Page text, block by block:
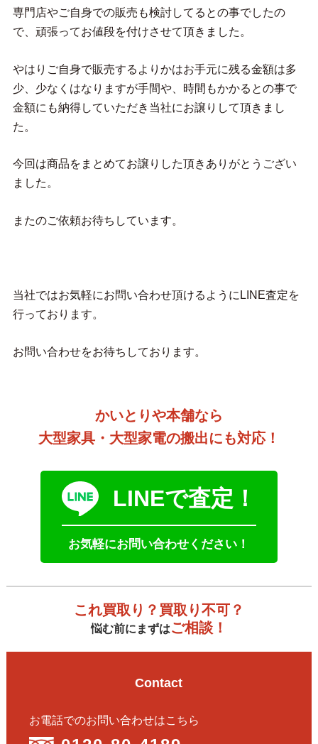
専門店やご自身での販売も検討してるとの事でしたの
で、頑張ってお値段を付けさせて頂きました。
やはりご自身で販売するよりかはお手元に残る金額は多
少、少なくはなりますが手間や、時間もかかるとの事で
金額にも納得していただき当社にお譲りして頂きまし
た。
今回は商品をまとめてお譲りした頂きありがとうござい
ました。
またのご依頼お待ちしています。
当社ではお気軽にお問い合わせ頂けるようにLINE査定を
行っております。
お問い合わせをお待ちしております。
かいとりや本舗なら
大型家具・大型家電の搬出にも対応！
LINEで査定！
お気軽にお問い合わせください！
これ買取り？買取り不可？
悩む前にまずはご相談！
Contact
お電話でのお問い合わせはこちら